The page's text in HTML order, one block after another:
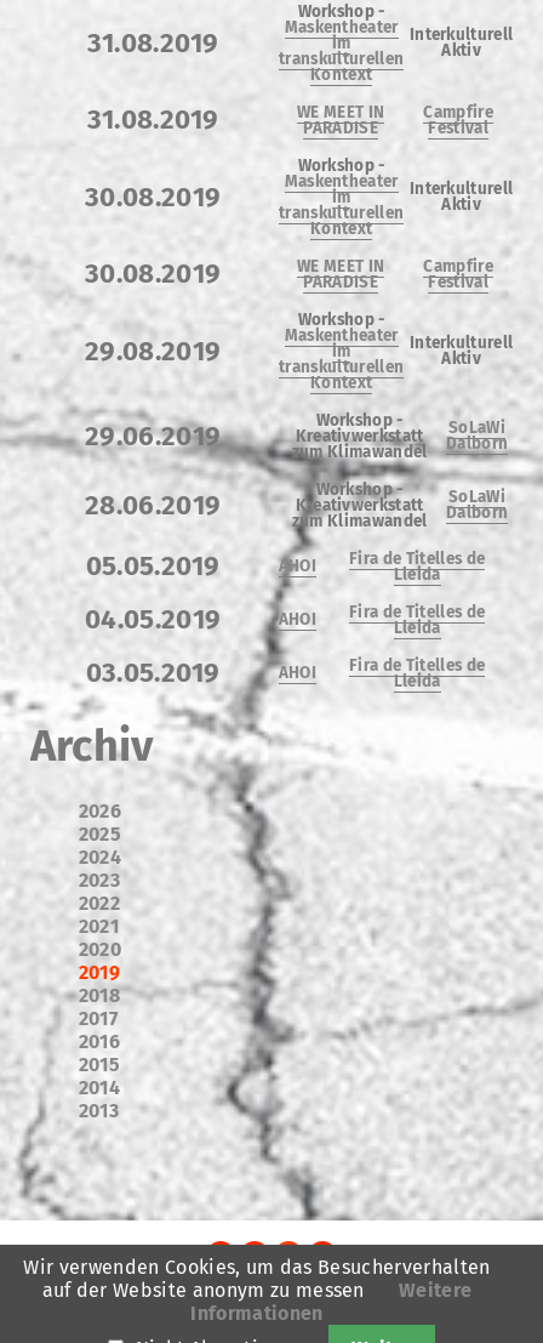
31.08.2019
Workshop -
Maskentheater
im
transkulturellen
Kontext
Interkulturell
Aktiv
31.08.2019 WE MEET IN
PARADISE
Campfire
Festival
30.08.2019
Workshop -
Maskentheater
im
transkulturellen
Kontext
Interkulturell
Aktiv
30.08.2019 WE MEET IN
PARADISE
Campfire
Festival
29.08.2019
Workshop -
Maskentheater
im
transkulturellen
Kontext
Interkulturell
Aktiv
29.06.2019 Workshop -
Kreativwerkstatt
zum Klimawandel
SoLaWi
Dalborn
28.06.2019 Workshop -
Kreativwerkstatt
zum Klimawandel
SoLaWi
Dalborn
05.05.2019 AHOI Fira de Titelles de
Lleida
04.05.2019 AHOI Fira de Titelles de
Lleida
03.05.2019 AHOI Fira de Titelles de
Lleida
Archiv
2026
2025
2024
2023
2022
2021
2020
2019
2018
2017
2016
2015
2014
2013
TheatreFragile
. Spenden . Förderung . Kontakt
Wir verwenden Cookies, um das Besucherverhalten
auf der Website anonym zu messen
Weitere
Informationen